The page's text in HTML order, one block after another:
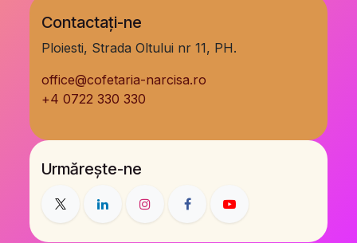
Contactați-ne
Ploiesti, Strada Oltului nr 11, PH.
office@cofetaria-narcisa.ro
+4 0722 330 330
Urmărește-ne